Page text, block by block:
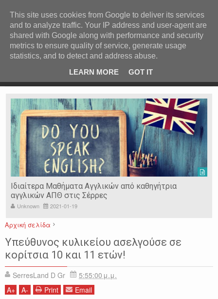
Ιερόσυλοι έκλεψαν τάματα από Ιερό Ναό στις Σέρρες
Ιδιαίτερα Μαθήματα Αγγλικών από καθηγήτρια
αγγλικών ΑΠΘ στις Σέρρες
Unknown 2021-01-19
Αρχική σελίδα
ΑΘΗΝΑ
ΑΣΤΥΝΟΜΙΚΑ ΕΙΔΗΣΕΙΣ ΕΛΛΑΔΑ ΣΥΛΛΗΨΗ
Υπεύθυνος κυλικείου ασελγούσε σε
κορίτσια 10 και 11 ετών!
SerresLand D Gr
5:55:00 μ.μ.
A+ A- Print Email
ΚΕΝΤΡΙΚΗ ΑΝΑ ΚΑΤΗΓΟΡΙΑ
ΕΙΔΗΣΕΙΣ ΑΝΑ ΠΕΡΙΟΧΗ
ΠΡΟΣΦΑΤΑ ΝΕΑ
Ν. ΣΕΡΡΩΝ Η ΓΗ ΜΑΣ
ΤΥΧΑΙΕΣ ΑΝΑΡΤΗΣΕΙΣ/ΑΡΘΡΑ
Serres Racing Circuit
Panserraikos FC
Ikaroi B.C.
This site uses cookies from Google to deliver its services
and to analyze traffic. Your IP address and user-agent are
shared with Google along with performance and security
metrics to ensure quality of service, generate usage
statistics, and to detect and address abuse.
LEARN MORE
GOT IT